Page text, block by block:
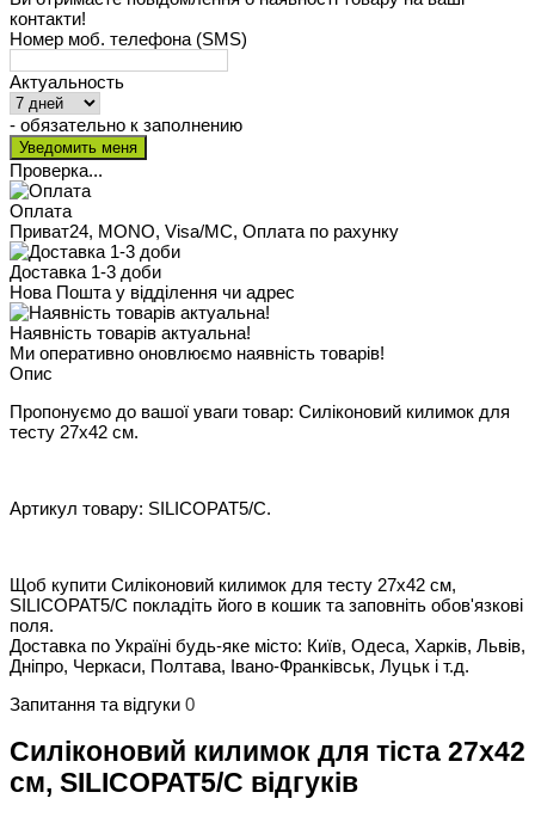
контакти!
Номер моб. телефона (SMS)
Актуальность
- обязательно к заполнению
Проверка...
Оплата
Приват24, MONO, Visa/MC, Оплата по рахунку
Доставка 1-3 доби
Нова Пошта у відділення чи адрес
Наявність товарів актуальна!
Ми оперативно оновлюємо наявність товарів!
Опис
Пропонуємо до вашої уваги товар: Силіконовий килимок для
тесту 27х42 см.
Артикул товару: SILICOPAT5/C.
Щоб купити Силіконовий килимок для тесту 27х42 см,
SILICOPAT5/C покладіть його в кошик та заповніть обов'язкові
поля.
Доставка по Україні будь-яке місто: Київ, Одеса, Харків, Львів,
Дніпро, Черкаси, Полтава, Івано-Франківськ, Луцьк і т.д.
Запитання та відгуки 0
Силіконовий килимок для тіста 27х42
см, SILICOPAT5/C відгуків